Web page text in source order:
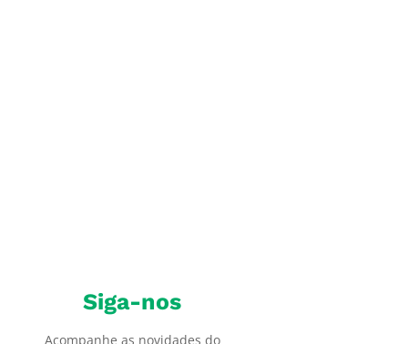
Siga-nos
Acompanhe as novidades do